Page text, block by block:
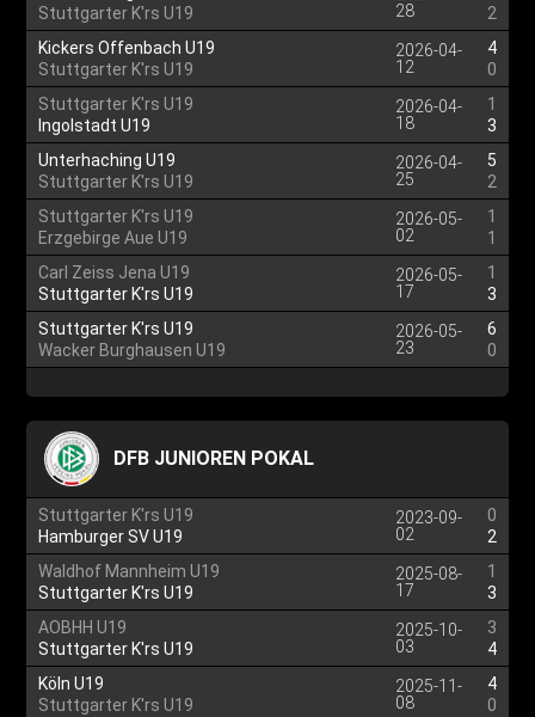
Stuttgarter K'rs U19
28
2
Kickers Offenbach U19
Stuttgarter K'rs U19
2026-04-
12
4
0
Stuttgarter K'rs U19
Ingolstadt U19
2026-04-
18
1
3
Unterhaching U19
Stuttgarter K'rs U19
2026-04-
25
5
2
Stuttgarter K'rs U19
Erzgebirge Aue U19
2026-05-
02
1
1
Carl Zeiss Jena U19
Stuttgarter K'rs U19
2026-05-
17
1
3
Stuttgarter K'rs U19
Wacker Burghausen U19
2026-05-
23
6
0
DFB JUNIOREN POKAL
Stuttgarter K'rs U19
Hamburger SV U19
2023-09-
02
0
2
Waldhof Mannheim U19
Stuttgarter K'rs U19
2025-08-
17
1
3
AOBHH U19
Stuttgarter K'rs U19
2025-10-
03
3
4
Köln U19
Stuttgarter K'rs U19
2025-11-
08
4
0